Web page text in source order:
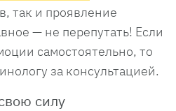
так и проявление
— не перепутать! Если
самостоятельно, то
за консультацией.
силу